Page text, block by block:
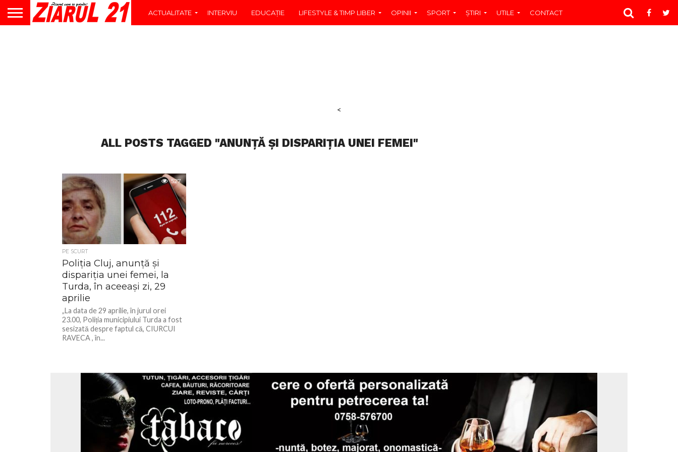
ACTUALITATE INTERVIU EDUCAŢIE LIFESTYLE & TIMP LIBER OPINII SPORT ŞTIRI UTILE CONTACT
<
ALL POSTS TAGGED "ANUNȚĂ ȘI DISPARIȚIA UNEI FEMEI"
527
PE SCURT
Poliția Cluj, anunță și
dispariția unei femei, la
Turda, în aceeași zi, 29
aprilie
„La data de 29 aprilie, în jurul orei
23.00, Poliția municipiului Turda a fost
sesizată despre faptul că, CIURCUI
RAVECA , în...